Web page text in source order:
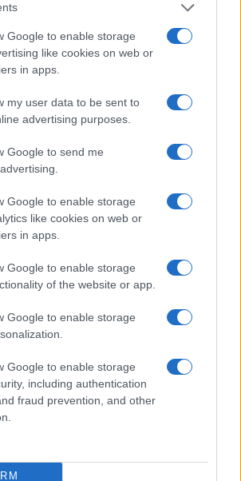
Google to enable storage
like cookies on web or
in apps.
my user data to be sent to
advertising purposes.
Google to send me
Google to enable storage
like cookies on web or
in apps.
Google to enable storage
of the website or app.
Google to enable storage
Google to enable storage
including authentication
fraud prevention, and other
i problemi che affliggono la Sicilia
e incendi